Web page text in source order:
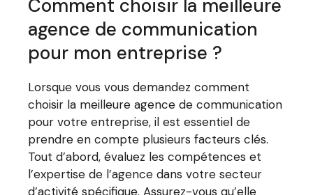
Comment choisir la meilleure
agence de communication
pour mon entreprise ?
Lorsque vous vous demandez comment
choisir la meilleure agence de communication
pour votre entreprise, il est essentiel de
prendre en compte plusieurs facteurs clés.
Tout d’abord, évaluez les compétences et
l’expertise de l’agence dans votre secteur
d’activité spécifique. Assurez-vous qu’elle